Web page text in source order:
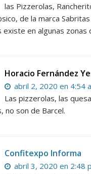
las Pizzerolas,
de la marca
existe en algunas zonas
Horacio Fernández
abril 2, 2020 en 4:54
Las pizzerolas, las
no son de Barcel.
Confitexpo Informa
abril 3, 2020 en 2:48